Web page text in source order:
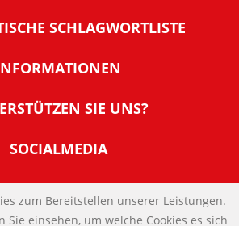
SCHLAGWORTLISTE
NachDenkSeiten
der NachDenkSeiten
und E-Mail-Signaturen
Links
SIE UNS?
Sie Fördermitglied
Spenden Sie Online
SOCIALMEDIA
IMPRESSUM
zum Bereitstellen unserer Leistungen.
Sie einsehen, um welche Cookies es sich